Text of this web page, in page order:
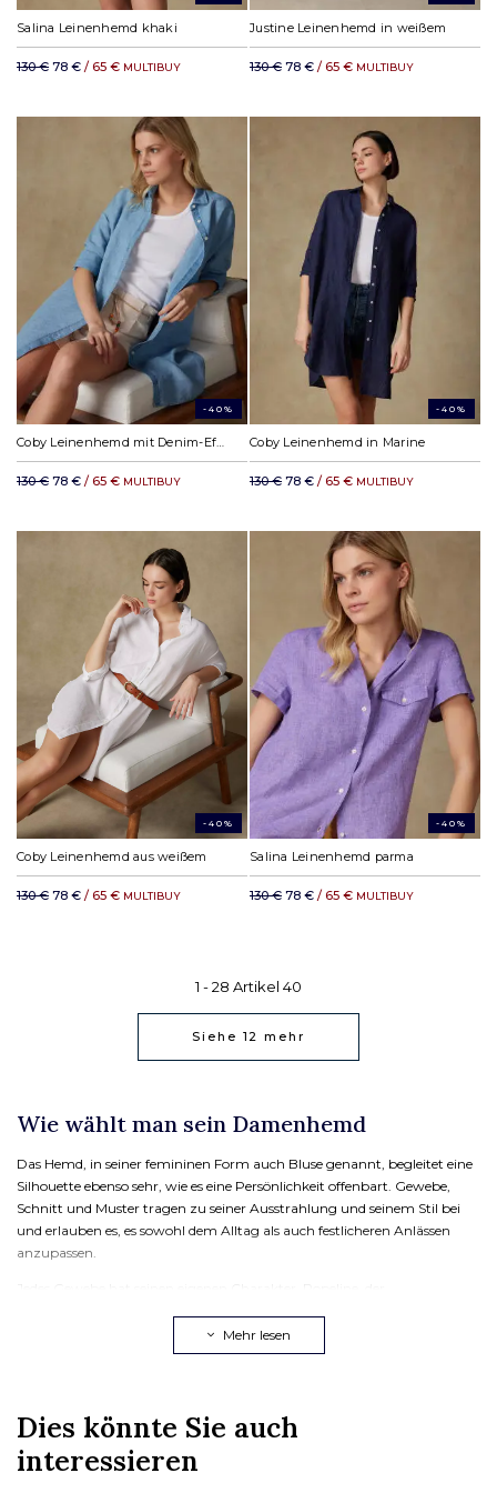
Salina Leinenhemd khaki
130 € 78 € / 65 € MULTIBUY
Justine Leinenhemd in weißem
130 € 78 € / 65 € MULTIBUY
-40%
Coby Leinenhemd mit Denim-Effekt himmelblau
130 € 78 € / 65 € MULTIBUY
-40%
Coby Leinenhemd in Marine
130 € 78 € / 65 € MULTIBUY
-40%
Coby Leinenhemd aus weißem
130 € 78 € / 65 € MULTIBUY
-40%
Salina Leinenhemd parma
130 € 78 € / 65 € MULTIBUY
1 -28 Artikel 40
Siehe 12 mehr
Wie wählt man sein Damenhemd
Das Hemd, in seiner femininen Form auch Bluse genannt, begleitet eine
Silhouette ebenso sehr, wie es eine Persönlichkeit offenbart. Gewebe,
Schnitt und Muster tragen zu seiner Ausstrahlung und seinem Stil bei
und erlauben es, es sowohl dem Alltag als auch festlicheren Anlässen
anzupassen.
anderen Tönen, überzeugt durch seinen glatten Griff und seinen
tadellosen Stand, ideal für eine elegante Silhouette im Büro oder zu
die schönen Tage kommen, bringt das Leinenhemd für Damen
Mehr lesen
Dies könnte Sie auch
interessieren